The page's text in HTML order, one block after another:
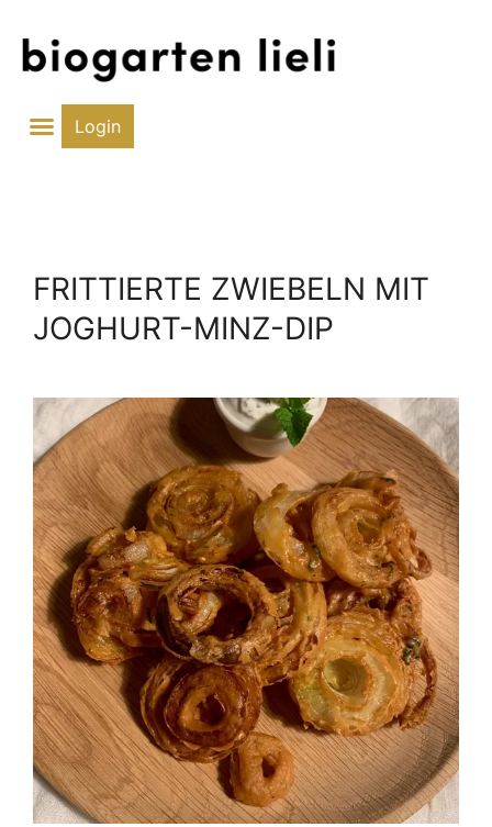
Inhalt
Login
FRITTIERTE ZWIEBELN MIT
JOGHURT-MINZ-DIP